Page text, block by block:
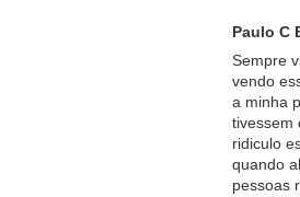
Paulo C
Sempre
vendo
a minha
tivessem
ridiculo
quando
pessoas